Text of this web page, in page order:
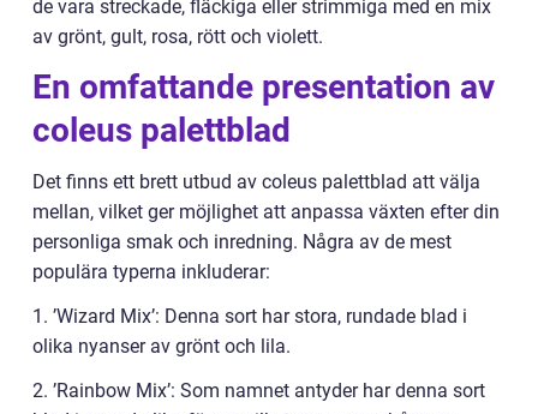
de vara streckade, fläckiga eller strimmiga med en mix
av grönt, gult, rosa, rött och violett.
En omfattande presentation av
coleus palettblad
Det finns ett brett utbud av coleus palettblad att välja
mellan, vilket ger möjlighet att anpassa växten efter din
personliga smak och inredning. Några av de mest
populära typerna inkluderar:
1. ’Wizard Mix’: Denna sort har stora, rundade blad i
olika nyanser av grönt och lila.
2. ’Rainbow Mix’: Som namnet antyder har denna sort